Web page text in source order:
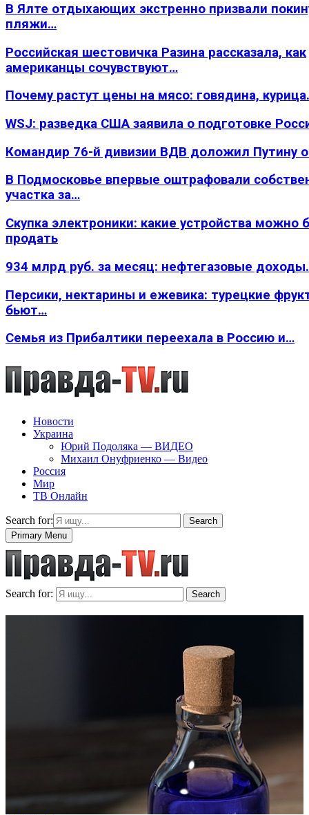
В Ялте отдыхающих экстренно призвали
пляжи…
Российская шестовичка Разина рассказала, как
американцы сочувствуют…
Почему растут цены на мясо: говядина,
WSJ: разведка США заявила о подготовке
Командир 76-й дивизии ВДВ доложил Путину
В Подмосковье впервые оштрафовали
участка за…
Скупка электроники: какие устройства можно
продать
934 млрд руб. за месяц: нефтегазовые
Персики, нектарины и ежевика: турецкие
бьют…
Семья из Прибалтики переехала в Россию и…
Новости
Украина
Юрий Подоляка — ВИДЕО
Михаил Онуфриенко — Видео
Россия
Мир
ТВ Онлайн
Search for:
Search
Primary Menu
Search for: Search